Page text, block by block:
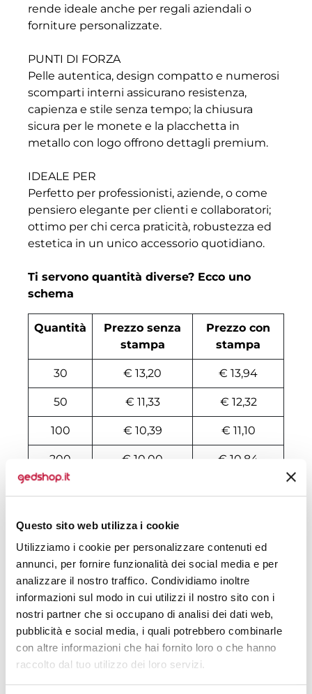
Questo sito web utilizza i cookie
Utilizziamo i cookie per personalizzare contenuti ed
annunci, per fornire funzionalità dei social media e per
analizzare il nostro traffico. Condividiamo inoltre
informazioni sul modo in cui utilizzi il nostro sito con i
nostri partner che si occupano di analisi dei dati web,
pubblicità e social media, i quali potrebbero combinarle
con altre informazioni che hai fornito loro o che hanno
raccolto dal tuo utilizzo dei loro servizi.
rende ideale anche per regali aziendali o
forniture personalizzate.
PUNTI DI FORZA
Pelle autentica, design compatto e numerosi
scomparti interni assicurano resistenza,
capienza e stile senza tempo; la chiusura
sicura per le monete e la placchetta in
metallo con logo offrono dettagli premium.
IDEALE PER
Perfetto per professionisti, aziende, o come
pensiero elegante per clienti e collaboratori;
ottimo per chi cerca praticità, robustezza ed
estetica in un unico accessorio quotidiano.
Ti servono quantità diverse? Ecco uno
schema
Quantità
Prezzo senza
stampa
Prezzo con
stampa
30 € 13,20 € 13,94
50 € 11,33 € 12,32
100 € 10,39 € 11,10
200 € 10,00 € 10,84
1500 € 9,39 € 9,82
2000 € 9,30 € 9,75
3000 € 9,22 € 9,69
5000 € 9,15 € 9,55
10000 € 8,89